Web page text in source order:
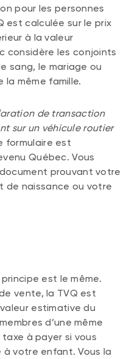
pour les personnes
est calculée sur le prix
à la valeur
considère les conjoints
sang, le mariage ou
la même famille.
de transaction
sur un véhicule routier
formulaire est
Québec. Vous
prouvant votre
de naissance ou votre
est le même.
vente, la TVQ est
estimative du
d’une même
taxe à payer si vous
votre enfant. Vous la